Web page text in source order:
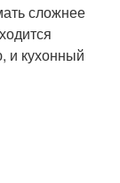
сложнее
и кухонный